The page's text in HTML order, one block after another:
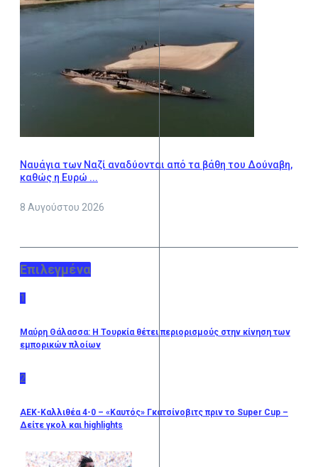
Ναυάγια των Ναζί αναδύονται από τα βάθη του Δούναβη,
καθώς η Ευρώ ...
8 Αυγούστου 2026
Επιλεγμένα
1
Μαύρη Θάλασσα: Η Τουρκία θέτει περιορισμούς στην κίνηση των
εμπορικών πλοίων
2
ΑΕΚ-Καλλιθέα 4-0 – «Καυτός» Γκατσίνοβιτς πριν το Super Cup –
Δείτε γκολ και highlights